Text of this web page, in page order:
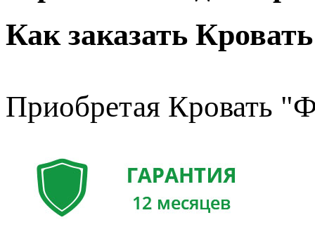
Как заказать
Приобретая Кровать